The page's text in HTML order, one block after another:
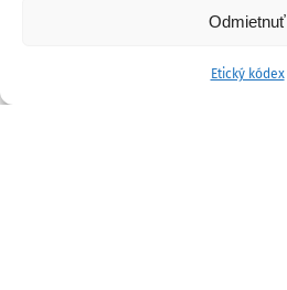
Odmietnuť
Etický kódex